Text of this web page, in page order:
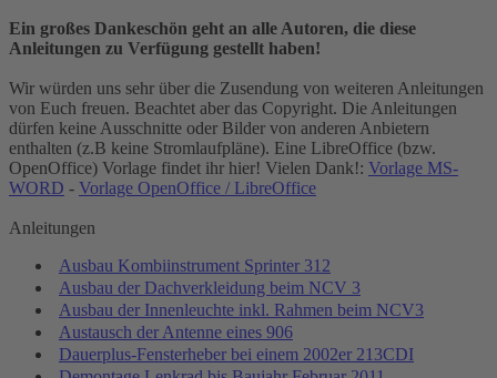
Ein großes Dankeschön geht an alle Autoren, die diese
Anleitungen zu Verfügung gestellt haben!
Wir würden uns sehr über die Zusendung von weiteren Anleitungen
von Euch freuen. Beachtet aber das Copyright. Die Anleitungen
dürfen keine Ausschnitte oder Bilder von anderen Anbietern
enthalten (z.B keine Stromlaufpläne). Eine LibreOffice (bzw.
OpenOffice) Vorlage findet ihr hier! Vielen Dank!: Vorlage MS-
WORD - Vorlage OpenOffice / LibreOffice
Anleitungen
Ausbau Kombiinstrument Sprinter 312
Ausbau der Dachverkleidung beim NCV 3
Ausbau der Innenleuchte inkl. Rahmen beim NCV3
Austausch der Antenne eines 906
Dauerplus-Fensterheber bei einem 2002er 213CDI